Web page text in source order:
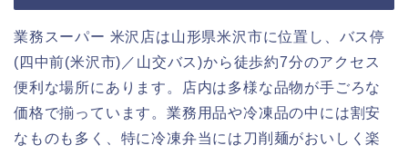
業務スーパー 米沢店は山形県米沢市に位置し、バス停
(四中前(米沢市)／山交バス)から徒歩約7分のアクセス
便利な場所にあります。店内は多様な品物が手ごろな
価格で揃っています。業務用品や冷凍品の中には割安
なものも多く、特に冷凍弁当には刀削麺がおいしく楽